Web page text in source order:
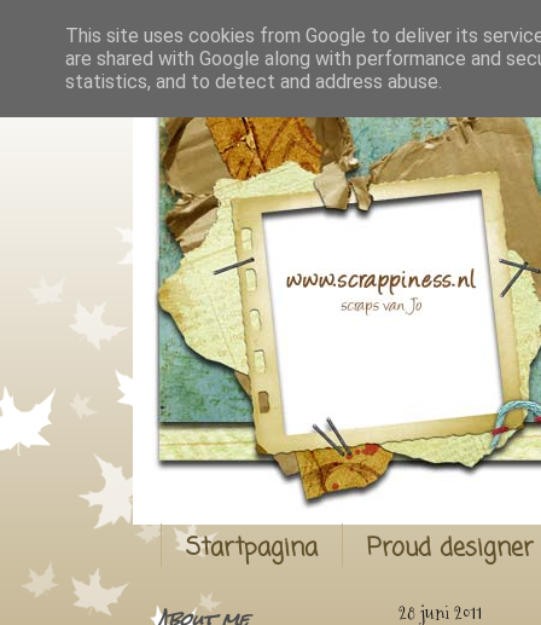
Startpagina Proud
28 juni 2011
This site uses cookies from Google to deliver its
are shared with Google along with performance and
statistics, and to detect and address abuse.